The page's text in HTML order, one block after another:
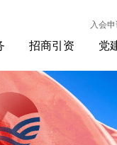
入会
招商引资 党